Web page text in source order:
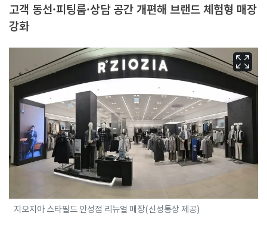
고객 동선·피팅룸·상담 공간 개편해 브랜드 체험형 매장
강화
지오지아 스타필드 안성점 리뉴얼 매장(신성통상 제공)